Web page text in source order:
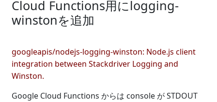
Cloud Functions用にlogging-
winstonを追加
googleapis/nodejs-logging-winston: Node.js client
integration between Stackdriver Logging and
Winston.
Google Cloud Functions からは console が STDOUT